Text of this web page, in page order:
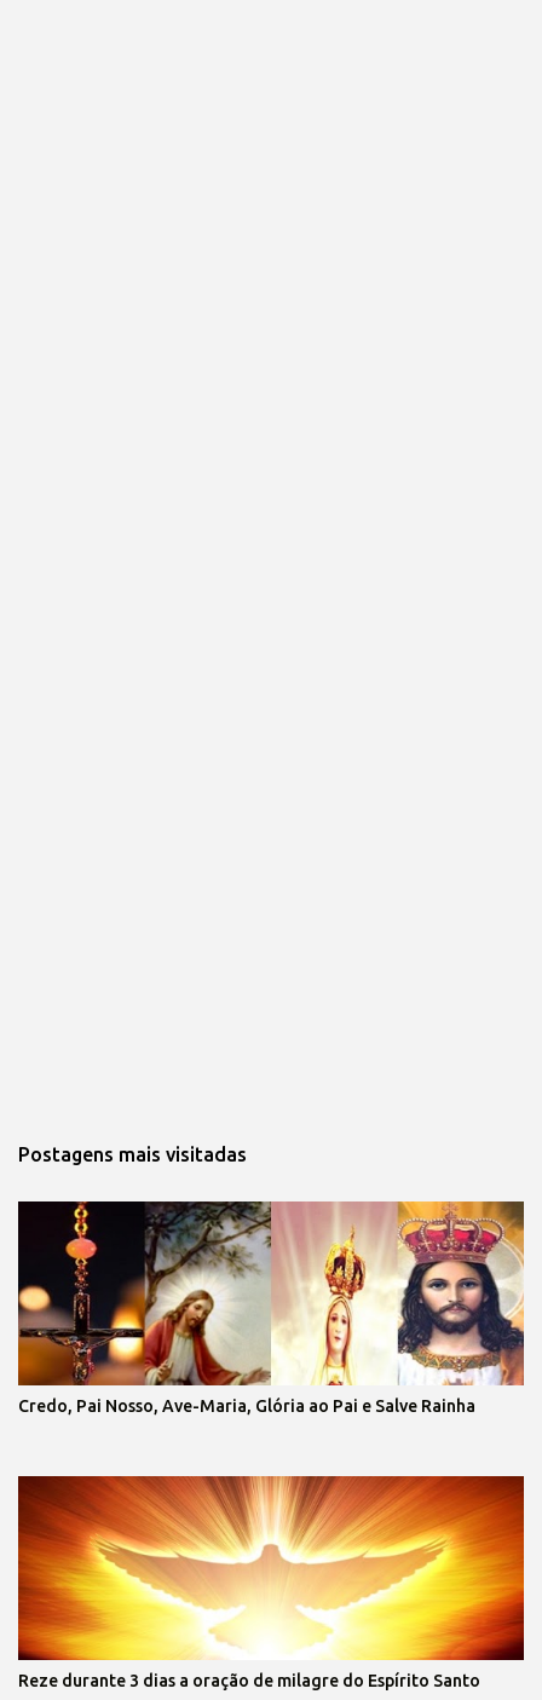
Postagens mais visitadas
Credo, Pai Nosso, Ave-Maria, Glória ao Pai e Salve Rainha
Reze durante 3 dias a oração de milagre do Espírito Santo